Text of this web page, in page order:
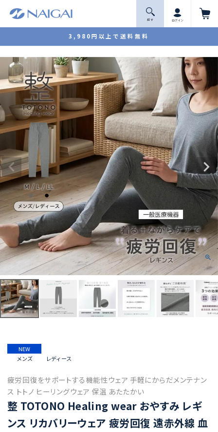
3,980円以上で送料無料
探 す ログイン
NEW
メンズ
レディース
疲労回復をサポートする機能性ウェア 手軽にからだメンテナン
ス トトノ ヒーリングウェア 保温 あたたかい
整 TOTONO Healing wear おやすみ レギ
ンス リカバリーウェア 疲労回復 遠赤外線 血